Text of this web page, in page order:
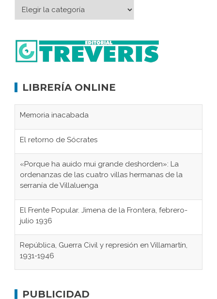
LIBRERÍA ONLINE
El retorno de Sócrates
«Porque ha auido mui grande deshorden»: La
serranía de Villaluenga
El Frente Popular. Jimena de la Frontera, febrero-
República, Guerra Civil y represión en Villamartín,
Gaditanos deportados a campos de
Don Perafán de Ribera y sus fundaciones de